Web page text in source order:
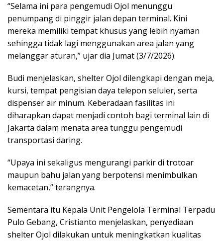
“Selama ini para pengemudi Ojol menunggu
penumpang di pinggir jalan depan terminal. Kini
mereka memiliki tempat khusus yang lebih nyaman
sehingga tidak lagi menggunakan area jalan yang
melanggar aturan,” ujar dia Jumat (3/7/2026).
Budi menjelaskan, shelter Ojol dilengkapi dengan meja,
kursi, tempat pengisian daya telepon seluler, serta
dispenser air minum. Keberadaan fasilitas ini
diharapkan dapat menjadi contoh bagi terminal lain di
Jakarta dalam menata area tunggu pengemudi
transportasi daring.
“Upaya ini sekaligus mengurangi parkir di trotoar
maupun bahu jalan yang berpotensi menimbulkan
kemacetan,” terangnya.
Sementara itu Kepala Unit Pengelola Terminal Terpadu
Pulo Gebang, Cristianto menjelaskan, penyediaan
shelter Ojol dilakukan untuk meningkatkan kualitas